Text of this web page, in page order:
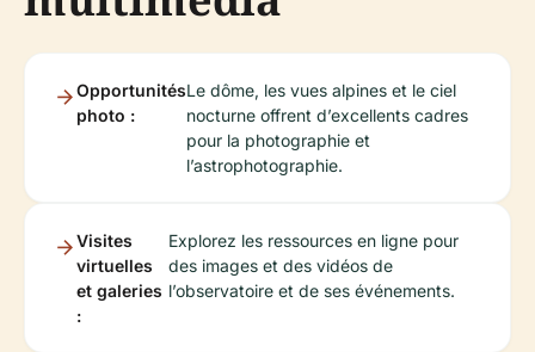
Opportunités
photo :
Le dôme, les vues alpines et le ciel
nocturne offrent d’excellents cadres
pour la photographie et
l’astrophotographie.
Visites
virtuelles
et galeries
:
Explorez les ressources en ligne pour
des images et des vidéos de
l’observatoire et de ses événements.